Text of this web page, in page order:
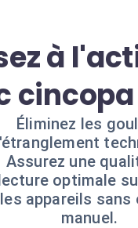
à
cincopa
Éliminez les
Assurez une
optimale
les appareils
manuel.